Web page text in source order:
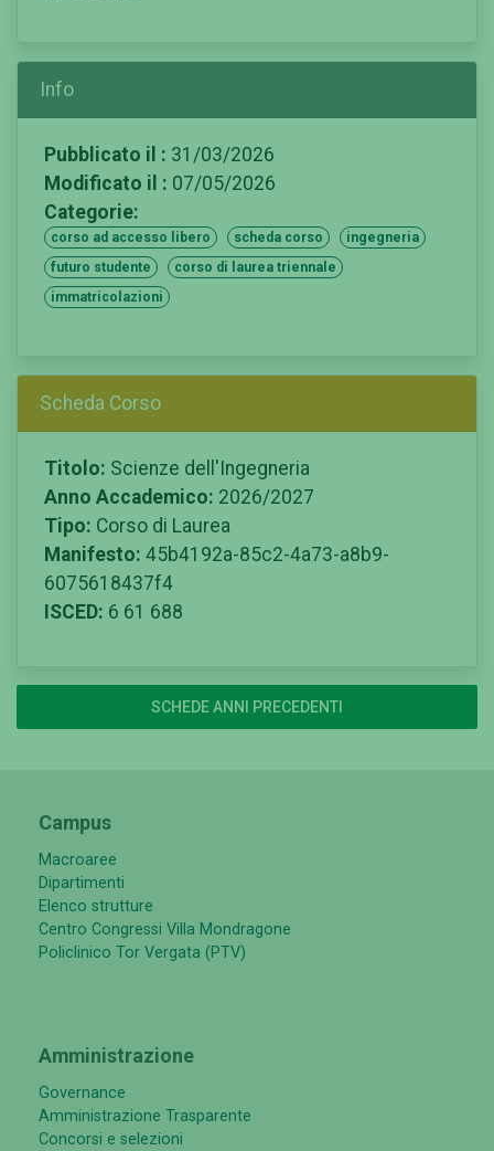
Info
Pubblicato il : 31/03/2026
Modificato il : 07/05/2026
Categorie:
corso ad accesso libero scheda corso
ingegneria
futuro studente
corso di laurea triennale
immatricolazioni
Scheda Corso
Titolo: Scienze dell'Ingegneria
Anno Accademico: 2026/2027
Tipo: Corso di Laurea
Manifesto: 45b4192a-85c2-4a73-a8b9-
6075618437f4
ISCED: 6 61 688
SCHEDE ANNI PRECEDENTI
Campus
Macroaree
Dipartimenti
Elenco strutture
Centro Congressi Villa Mondragone
Policlinico Tor Vergata (PTV)
Amministrazione
Governance
Amministrazione Trasparente
Concorsi e selezioni